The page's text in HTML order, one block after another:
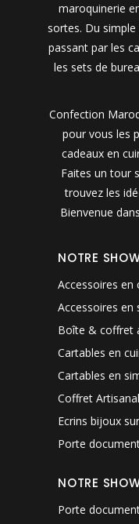
maroquinerie
sortes. Du
passant par les
les sets de
Confection
pour vous les
cadeaux en
Faites un tour
trouvez les
Bienvenue
NOTRE
Accessoires en
Accessoires en
Boîte & coffret
Cartables en
Cartables en
Coffret
Ecrins bijoux
Porte
NOTRE
Porte